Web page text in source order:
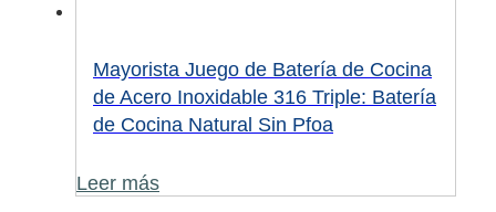
Mayorista Juego de Batería de Cocina
de Acero Inoxidable 316 Triple: Batería
de Cocina Natural Sin Pfoa
Leer más